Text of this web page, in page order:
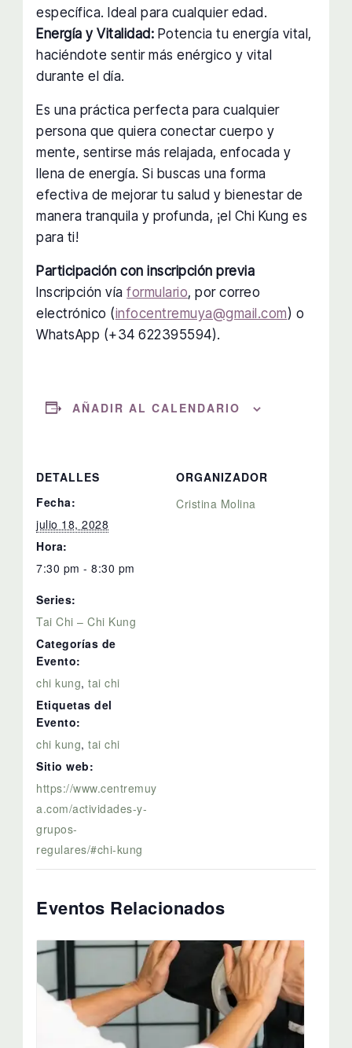
específica. Ideal para cualquier edad.
Energía y Vitalidad: Potencia tu energía vital,
haciéndote sentir más enérgico y vital
durante el día.
Es una práctica perfecta para cualquier
persona que quiera conectar cuerpo y
mente, sentirse más relajada, enfocada y
llena de energía. Si buscas una forma
efectiva de mejorar tu salud y bienestar de
manera tranquila y profunda, ¡el Chi Kung es
para ti!
Participación con inscripción previa
Inscripción víaformulario, por correo
electrónico (infocentremuya@gmail.com) o
WhatsApp (+34 622395594).
AÑADIR AL CALENDARIO
DETALLES
Fecha:
julio 18, 2028
Hora:
7:30 pm - 8:30 pm
Series:
Tai Chi – Chi Kung
Categorías de
Evento:
chi kung,tai chi
Etiquetas del
Evento:
chi kung,tai chi
Sitio web:
https://www.centremuy
a.com/actividades-y-
grupos-
regulares/#chi-kung
ORGANIZADOR
Cristina Molina
Eventos Relacionados